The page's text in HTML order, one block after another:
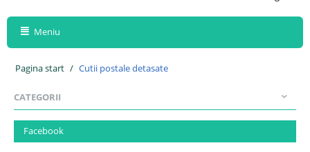
Meniu
Pagina start / Cutii postale detasate
CATEGORII
Facebook